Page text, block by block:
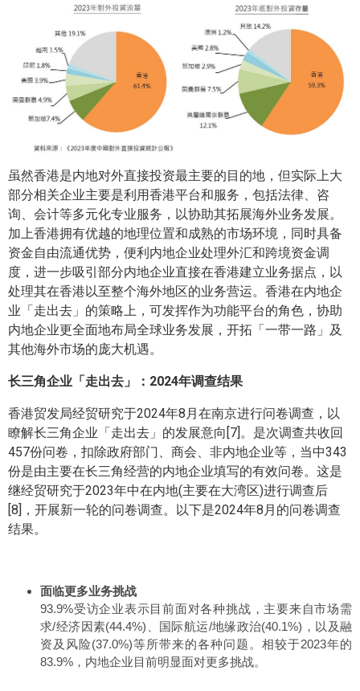
虽然香港是内地对外直接投资最主要的目的地，但实际上大
部分相关企业主要是利用香港平台和服务，包括法律、咨
询、会计等多元化专业服务，以协助其拓展海外业务发展。
加上香港拥有优越的地理位置和成熟的市场环境，同时具备
资金自由流通优势，便利内地企业处理外汇和跨境资金调
度，进一步吸引部分内地企业直接在香港建立业务据点，以
处理其在香港以至整个海外地区的业务营运。香港在内地企
业「走出去」的策略上，可发挥作为功能平台的角色，协助
内地企业更全面地布局全球业务发展，开拓「一带一路」及
其他海外市场的庞大机遇。
长三角企业「走出去」：2024年调查结果
香港贸发局经贸研究于2024年8月在南京进行问卷调查，以
瞭解长三角企业「走出去」的发展意向[7]。是次调查共收回
457份问卷，扣除政府部门、商会、非内地企业等，当中343
份是由主要在长三角经营的内地企业填写的有效问卷。这是
继经贸研究于2023年中在内地(主要在大湾区)进行调查后
[8]，开展新一轮的问卷调查。以下是2024年8月的问卷调查
结果。
面临更多业务挑战
93.9%受访企业表示目前面对各种挑战，主要来自市场需
求/经济因素(44.4%)、国际航运/地缘政治(40.1%)，以及融
资及风险(37.0%)等所带来的各种问题。相较于2023年的
83.9%，内地企业目前明显面对更多挑战。